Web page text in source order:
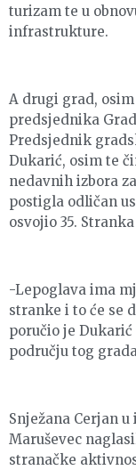
turizam te u
infrastrukture.
A drugi grad,
predsjednika
Predsjednik
Dukarić, osim te
nedavnih izbora
postigla odličan
osvojio 35.
-Lepoglava ima
stranke i to će se
poručio je
području tog
Snježana Cerjan
Maruševec
stranačke